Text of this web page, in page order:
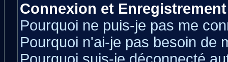
Connexion et Enregistrement
Pourquoi ne puis-je pas me
Pourquoi n'ai-je pas besoin de